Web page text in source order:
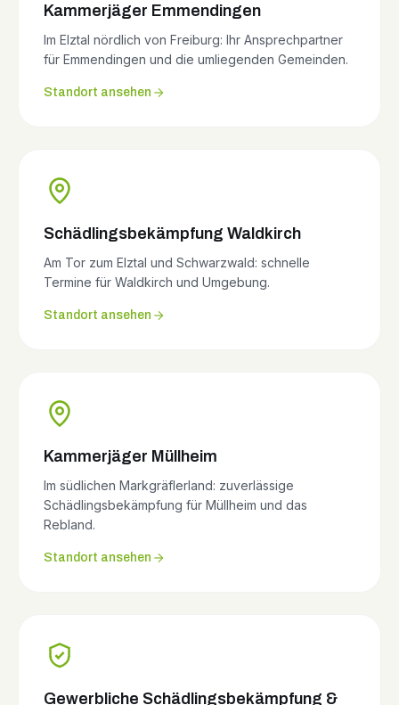
Kammerjäger Emmendingen
Im Elztal nördlich von Freiburg: Ihr Ansprechpartner
für Emmendingen und die umliegenden Gemeinden.
Standort ansehen
Schädlingsbekämpfung Waldkirch
Am Tor zum Elztal und Schwarzwald: schnelle
Termine für Waldkirch und Umgebung.
Standort ansehen
Kammerjäger Müllheim
Im südlichen Markgräflerland: zuverlässige
Schädlingsbekämpfung für Müllheim und das
Rebland.
Standort ansehen
Gewerbliche Schädlingsbekämpfung &